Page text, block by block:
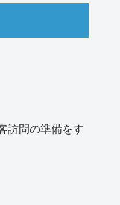
訪問の準備をす